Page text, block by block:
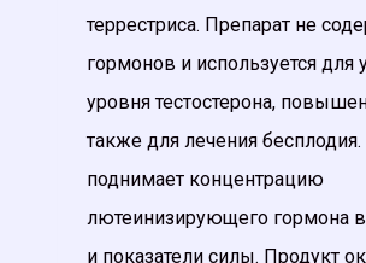
террестриса. Препарат не
гормонов и используется для
уровня тестостерона,
также для лечения
поднимает концентрацию
лютеинизирующего гормона
и показатели силы. Продукт